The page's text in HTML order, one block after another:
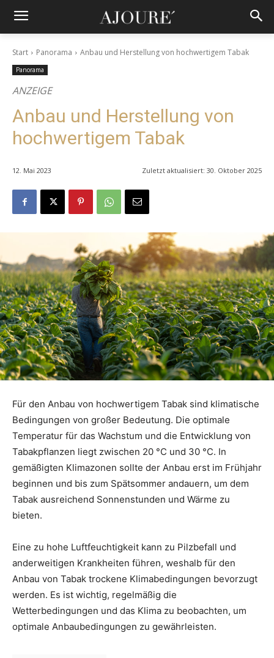
Start Panorama Anbau und Herstellung von hochwertigem Tabak
Panorama
ANZEIGE
Anbau und Herstellung von
hochwertigem Tabak
12. Mai 2023 Zuletzt aktualisiert: 30. Oktober 2025
Für den Anbau von hochwertigem Tabak sind klimatische
Bedingungen von großer Bedeutung. Die optimale
Temperatur für das Wachstum und die Entwicklung von
Tabakpflanzen liegt zwischen 20 °C und 30 °C. In
gemäßigten Klimazonen sollte der Anbau erst im Frühjahr
beginnen und bis zum Spätsommer andauern, um dem
Tabak ausreichend Sonnenstunden und Wärme zu
bieten.
Eine zu hohe Luftfeuchtigkeit kann zu Pilzbefall und
anderweitigen Krankheiten führen, weshalb für den
Anbau von Tabak trockene Klimabedingungen bevorzugt
werden. Es ist wichtig, regelmäßig die
Wetterbedingungen und das Klima zu beobachten, um
optimale Anbaubedingungen zu gewährleisten.